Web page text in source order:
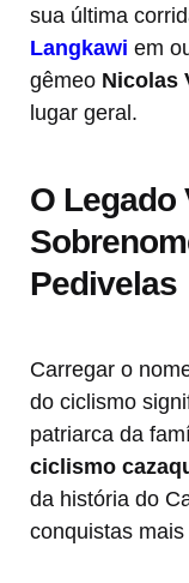
sua última
Langkawi em
gêmeo Nicolas
lugar geral.
O Legado
Pedivelas
Carregar o
do ciclismo
patriarca da
ciclismo
da história do
conquistas